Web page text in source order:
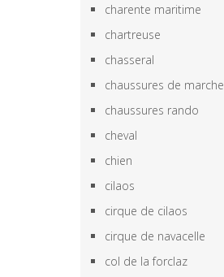
charente maritime
chartreuse
chasseral
chaussures de marche
chaussures rando
cheval
chien
cilaos
cirque de cilaos
cirque de navacelle
col de la forclaz